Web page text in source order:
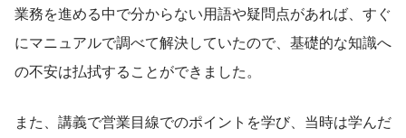
業務を進める中で分からない用語や疑問点があれば、すぐ
にマニュアルで調べて解決していたので、基礎的な知識へ
の不安は払拭することができました。
また、講義で営業目線でのポイントを学び、当時は学んだ